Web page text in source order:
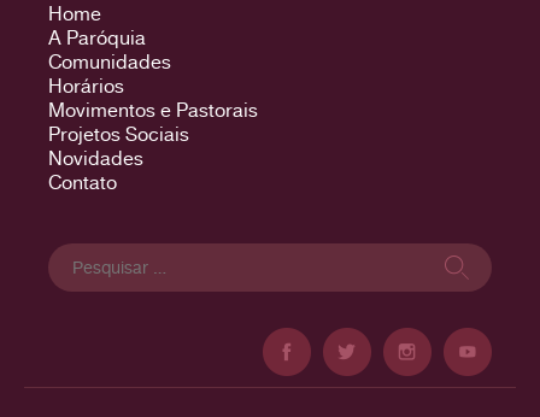
Home
A Paróquia
Comunidades
Horários
Movimentos e Pastorais
Projetos Sociais
Novidades
Contato
Pesquisar
por: